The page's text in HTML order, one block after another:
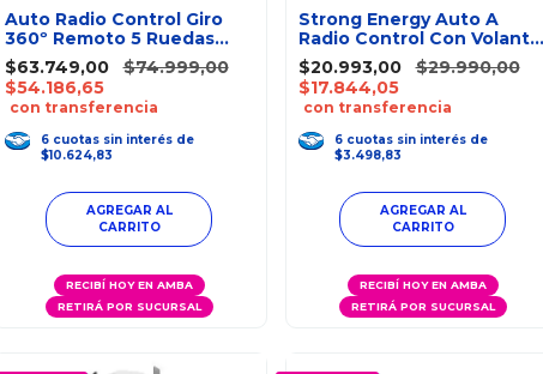
Auto Radio Control Giro
360º Remoto 5 Ruedas
Marvel
$63.749,00
$74.999,00
$54.186,65
con transferencia
6 cuotas sin interés de
$10.624,83
AGREGAR AL
CARRITO
RECIBÍ HOY EN AMBA
RETIRÁ POR SUCURSAL
Strong Energy Auto A
Radio Control Con Volante
Y Luz
$20.993,00
$29.990,00
$17.844,05
con transferencia
6 cuotas sin interés de
$3.498,83
RECIBÍ HOY EN AMBA
RETIRÁ POR SUCURSAL